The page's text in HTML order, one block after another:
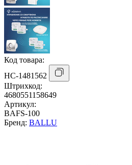
Код товара:
НС-1481562
Штрихкод:
4680551158649
Артикул:
BAFS-100
Бренд: BALLU